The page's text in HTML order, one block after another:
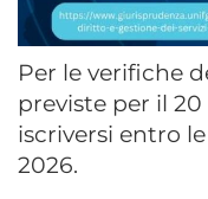
Per le verifiche
previste per il
iscriversi entro
2026.